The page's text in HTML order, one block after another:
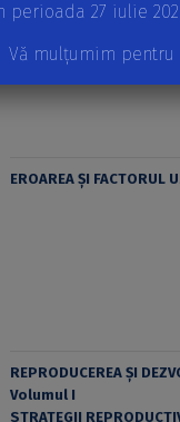
EROAREA ȘI FACTORUL
REPRODUCEREA ȘI
Volumul I
STRATEGII
perioada 27 iulie
Vă mulțumim pentru